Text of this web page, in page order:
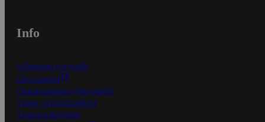
Info
S-Business yrityksille
Oiva-raportit
Osuuskauppojen yhteystiedot
Tilaus- ja toimitusehdot
Tietosuojakäytäntö